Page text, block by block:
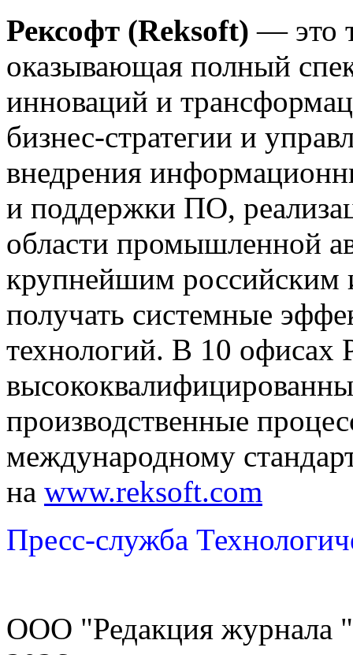
Рексофт (Reksoft) — это
оказывающая полный
инноваций и
бизнес-стратегии и
внедрения
и поддержки ПО,
области промышленной
крупнейшим
получать системные
технологий. В 10 офисах
производственные
международному
на www.reksoft.com
Пресс-служба
ООО "Редакция журнала